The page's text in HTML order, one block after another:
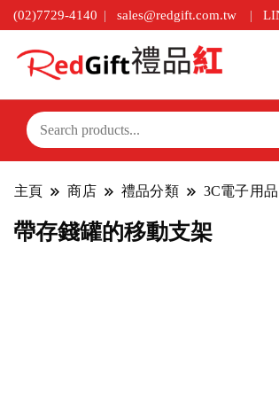
(02)7729-4140 sales@redgift.com.tw
主頁 商店 禮品分類 3C電子用品
帶存錢罐的移動支架